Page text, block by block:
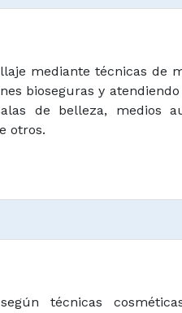
mediante técnicas
bioseguras y
de belleza, medios
otros.
técnicas